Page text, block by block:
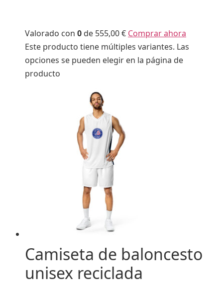
Valorado con 0 de 555,00 € Comprar ahora
Este producto tiene múltiples variantes. Las
opciones se pueden elegir en la página de
producto
Camiseta de baloncesto
unisex reciclada